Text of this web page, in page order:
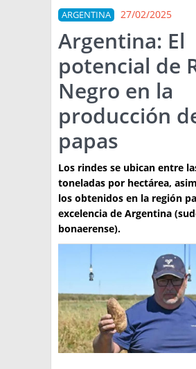
MERCADOS
NOTICIAS
EN ESPAÑOL
OTROS IDIOMAS
PRONÓSTICO
LLUVIAS
ARGENTINA
EL MUNDO
TÉCNICA
PRODUCCION
CLASIFICADOS
INTERES GENERAL
LA PAPA
RESOLUCIONES Y
ENLACES
ARGENPAPA
PUBLICIDAD
QUIENES SOMOS
CONTACTO
BUSCAR NOTICIAS
ARGENTINA 27/02/2025
Argentina: El
potencial de
Negro en la
producción
papas
Los rindes se ubican entre
toneladas por hectárea,
los obtenidos en la región
excelencia de Argentina
bonaerense).